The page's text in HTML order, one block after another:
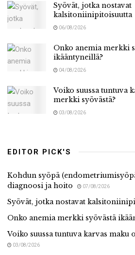
Syövät, jotka nostavat
kalsitoniinipitoisuutta
06/08/2026
Onko anemia merkki
ikääntyneillä?
04/08/2026
Voiko suussa tuntuva
merkki syövästä?
03/08/2026
EDITOR PICK'S
Kohdun syöpä
diagnoosi ja hoito
07/08/2026
Syövät, jotka nostavat
Onko anemia merkki syövästä
Voiko suussa tuntuva karvas maku
03/08/2026